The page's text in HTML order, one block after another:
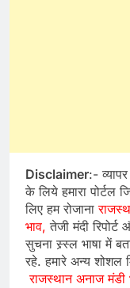
Disclaimer:-
के लिये हमारा पोर्टल
लिए हम रोजाना
भाव, तेजी मंदी
सुचना स्र्स्ल भाषा में
रहे. हमारे अन्य शोशल
राजस्थान अनाज मंडी